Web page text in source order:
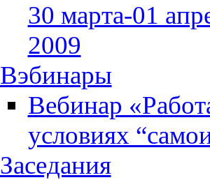
30 марта-01
2009
Вэбинары
Вебинар
условиях
Заседания